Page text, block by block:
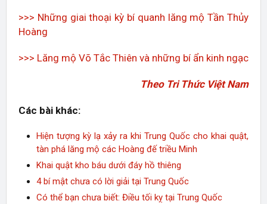
>>> Những giai thoại kỳ bí quanh lăng mộ Tần Thủy
Hoàng
>>> Lăng mộ Võ Tắc Thiên và những bí ẩn kinh ngạc
Theo Tri Thức Việt Nam
Các bài khác:
Hiện tượng kỳ lạ xảy ra khi Trung Quốc cho khai quật,
tàn phá lăng mộ các Hoàng đế triều Minh
Khai quật kho báu dưới đáy hồ thiêng
4 bí mật chưa có lời giải tại Trung Quốc
Có thể bạn chưa biết: Điều tối kỵ tại Trung Quốc